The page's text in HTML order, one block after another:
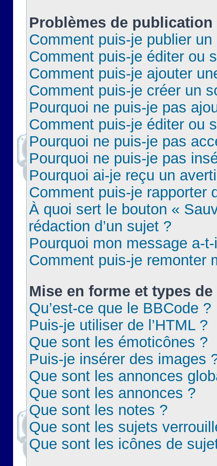
Problèmes de publication
Comment puis-je publier
Comment puis-je éditer ou
Comment puis-je ajouter
Comment puis-je créer un
Pourquoi ne puis-je pas
Comment puis-je éditer ou
Pourquoi ne puis-je pas
Pourquoi ne puis-je pas
Pourquoi ai-je reçu un
Comment puis-je rapporter
À quoi sert le bouton «
rédaction d’un sujet ?
Pourquoi mon message a-
Comment puis-je remonter
Mise en forme et types
Qu’est-ce que le BBCode ?
Puis-je utiliser de l’HTML ?
Que sont les émoticônes ?
Puis-je insérer des images
Que sont les annonces
Que sont les annonces ?
Que sont les notes ?
Que sont les sujets
Que sont les icônes de